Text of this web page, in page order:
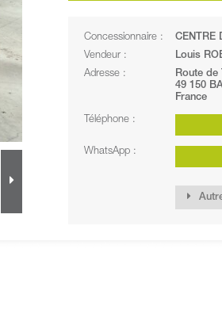
Concessionnaire :
CENTRE
Vendeur :
Louis
Adresse :
Route de
49 150
France
Téléphone :
WhatsApp :